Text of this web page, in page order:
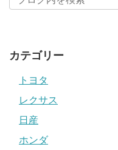
カテゴリー
トヨタ
レクサス
日産
ホンダ